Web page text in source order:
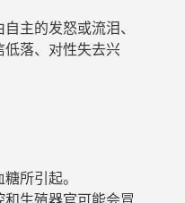
主的发怒或流泪、
低落、对性失去兴
所引起。